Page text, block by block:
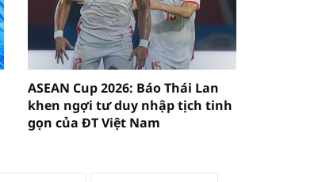
ASEAN Cup 2026: Báo Thái Lan
khen ngợi tư duy nhập tịch tinh
gọn của ĐT Việt Nam